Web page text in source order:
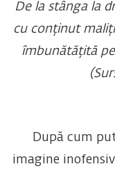
De la stânga la
cu conținut
îmbunătățită
După cum
imagine